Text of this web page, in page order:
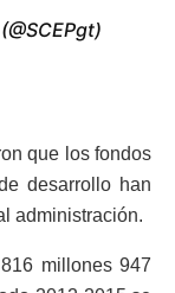
que los fondos
desarrollo han
administración.
millones 947